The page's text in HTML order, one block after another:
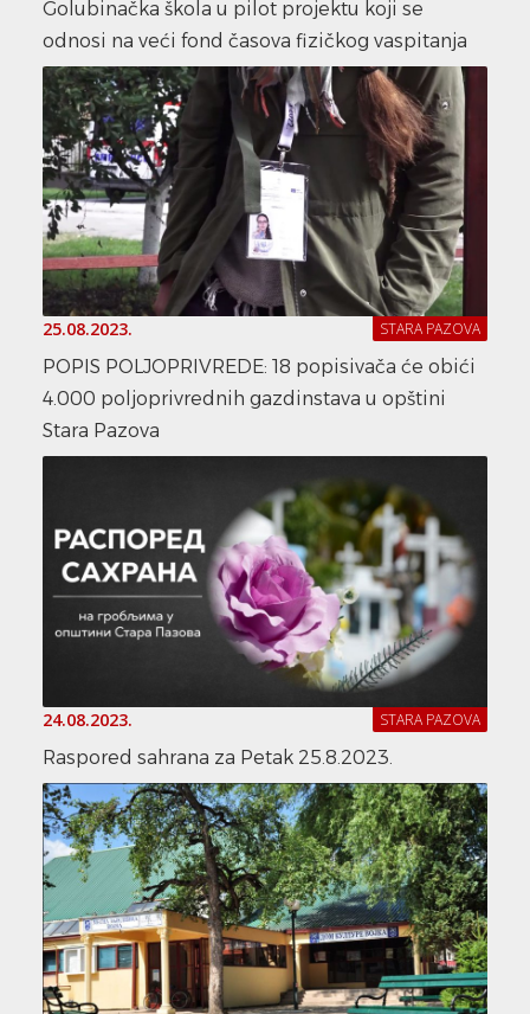
Golubinačka škola u pilot projektu koji se
odnosi na veći fond časova fizičkog vaspitanja
25.08.2023. STARA PAZOVA
POPIS POLJOPRIVREDE: 18 popisivača će obići
4.000 poljoprivrednih gazdinstava u opštini
Stara Pazova
24.08.2023. STARA PAZOVA
Raspored sahrana za Petak 25.8.2023.